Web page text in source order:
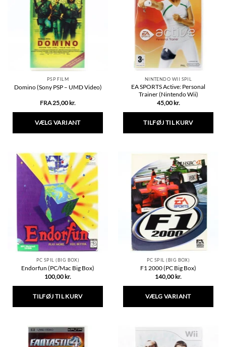
Mulighederne
kan
vælges
på
varesiden
PSP FILM
Domino (Sony PSP – UMD Video)
FRA25,00 kr.
VÆLG VARIANT
har
flere
varianter.
Mulighederne
kan
vælges
på
varesiden
NINTENDO WII SPIL
EA SPORTS Active: Personal
Trainer (Nintendo Wii)
45,00 kr.
TILFØJ TIL KURV
PC SPIL (BIG BOX)
Endorfun (PC/Mac Big Box)
100,00 kr.
TILFØJ TIL KURV
PC SPIL (BIG BOX)
F1 2000 (PC Big Box)
140,00 kr.
VÆLG VARIANT
har
flere